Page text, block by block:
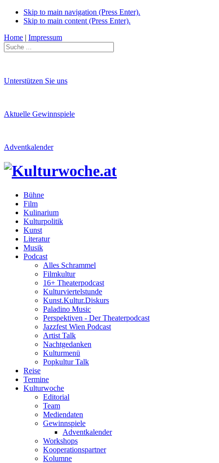
Skip to main navigation (Press Enter).
Skip to main content (Press Enter).
Home | Impressum
Unterstützen Sie uns
Aktuelle Gewinnspiele
Adventkalender
Bühne
Film
Kulinarium
Kulturpolitik
Kunst
Literatur
Musik
Podcast
Alles Schrammel
Filmkultur
16+ Theaterpodcast
Kulturviertelstunde
Kunst.Kultur.Diskurs
Paladino Music
Perspektiven - Der Theaterpodcast
Jazzfest Wien Podcast
Artist Talk
Nachtgedanken
Kulturmenü
Popkultur Talk
Reise
Termine
Kulturwoche
Editorial
Team
Mediendaten
Gewinnspiele
Adventkalender
Workshops
Kooperationspartner
Kolumne